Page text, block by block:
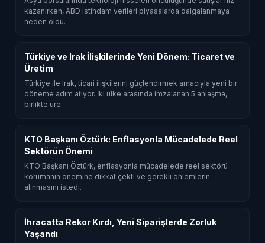
kazanırken, ABD istihdam verileri piyasalarda dalgalanmaya
neden oldu.
Türkiye ve Irak İlişkilerinde Yeni Dönem: Ticaret ve
Üretim
Türkiye ile Irak, ticari ilişkilerini güçlendirmek amacıyla yeni bir
döneme adım atıyor. İki ülke arasında imzalanan 5 anlaşma,
birlikte üre
KTO Başkanı Öztürk: Enflasyonla Mücadelede Reel
Sektörün Önemi
KTO Başkanı Öztürk, enflasyonla mücadelede reel sektörü
korumanın önemine dikkat çekti ve gerekli önlemlerin
alınmasını istedi.
İhracatta Rekor Kırdı, Yeni Siparişlerde Zorluk
Yaşandı